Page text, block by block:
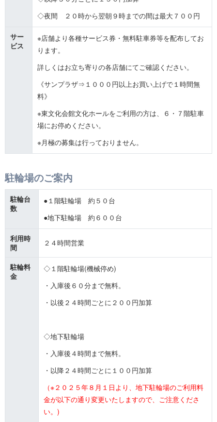
◇夜間 ２０時から翌朝９時までの間は最大７００円
サー
ビス
※店舗より各種サービス券・無料駐車券等を配布してお
ります。
詳しくはお立ち寄りの各店舗にてご確認ください。
《サンプラザ⇒１０００円以上お買い上げで１時間無
料》
※東文化会館文化ホールをご利用の方は、６・７階駐車
場にお停めください。
※月極の募集は行っておりません。
駐輪場のご案内
駐輪台
数
●１階駐輪場 約５０台
●地下駐輪場 約６００台
利用時
間
２４時間営業
駐輪料
金
◇１階駐輪場(機械停め)
・入庫後６０分まで無料。
・以後２４時間ごとに２００円加算
◇地下駐輪場
・入庫後４時間まで無料。
・以降２４時間ごとに１００円加算
（※２０２５年８月１日より、地下駐輪場のご利用料
金が以下の通り変更いたしますので、ご注意くださ
い。)